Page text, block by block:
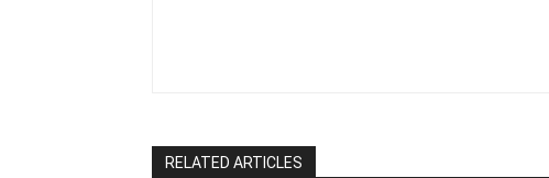
RELATED ARTICLES